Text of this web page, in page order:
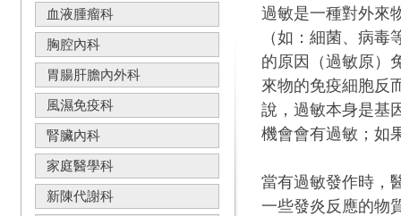
血液腫瘤科
胸腔內科
胃腸肝膽內外科
風濕免疫科
腎臟內科
家庭醫學科
新陳代謝科
過敏是一種對外來
（如：細菌、病
的原因（過敏原）
來物的免疫細胞反
說，過敏本身是基
機會會有過敏；如
當有過敏發作時，
一些發炎反應的物